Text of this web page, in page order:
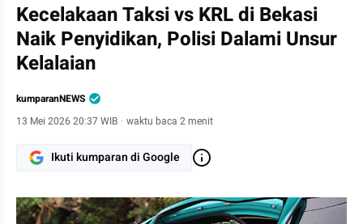
Kecelakaan Taksi vs KRL di Bekasi
Naik Penyidikan, Polisi Dalami Unsur
Kelalaian
kumparanNEWS
13 Mei 2026 20:37 WIB · waktu baca 2 menit
Ikuti kumparan di Google